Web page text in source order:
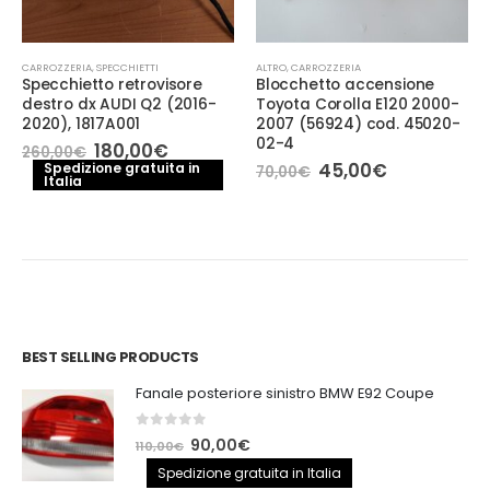
CARROZZERIA,SPECCHIETTI
Specchietto retrovisore
destro dx AUDI Q2 (2016-
2020), 1817A001
260,00€ Il
prezzo
originale
180,00€Il
prezzo
attuale
Spedizione gratuita in
Italia
ALTRO,CARROZZERIA
Blocchetto accensione
Toyota Corolla E120 2000-
2007 (56924) cod. 45020-
02-4
70,00€ Il
prezzo
45,00€Il
BEST SELLING PRODUCTS
Fanale posteriore sinistro BMW E92 Coupe
out of 5
110,00€ Il
prezzo
90,00€Il
prezzo
Spedizione gratuita in Italia